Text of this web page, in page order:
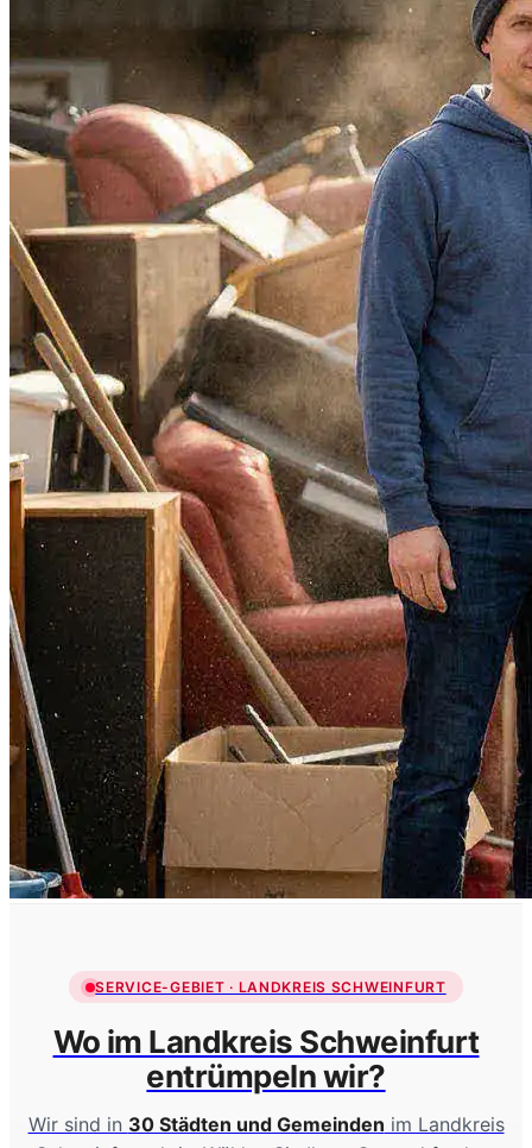
SERVICE-GEBIET · LANDKREIS SCHWEINFURT
Wo im Landkreis Schweinfurt
entrümpeln wir?
Wir sind in 30 Städten und Gemeinden im Landkreis